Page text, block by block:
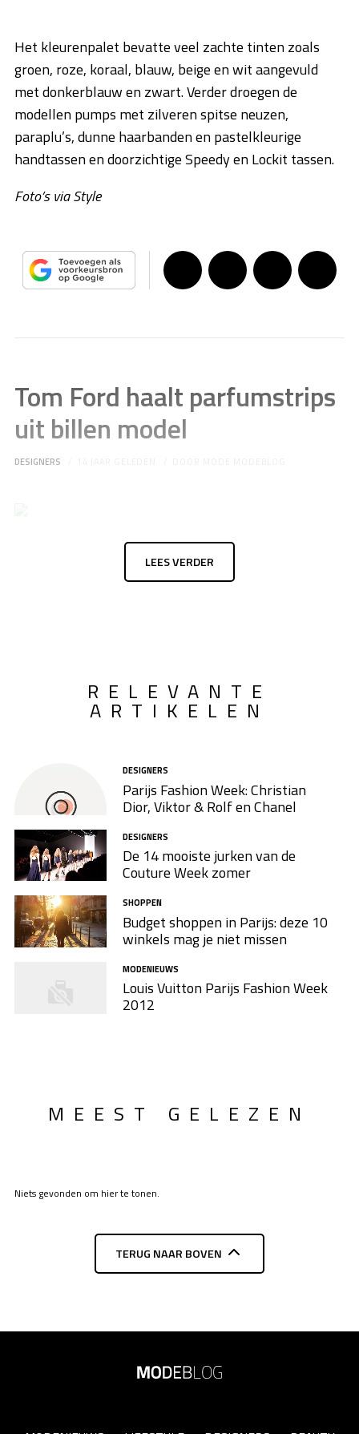
Het kleurenpalet bevatte veel zachte tinten zoals
groen, roze, koraal, blauw, beige en wit aangevuld
met donkerblauw en zwart. Verder droegen de
modellen pumps met zilveren spitse neuzen,
paraplu’s, dunne haarbanden en pastelkleurige
handtassen en doorzichtige Speedy en Lockit tassen.
Foto’s via Style
Tom Ford haalt parfumstrips
uit billen model
DESIGNERS
LEES VERDER
RELEVANTE
ARTIKELEN
DESIGNERS
Parijs Fashion Week: Christian
Dior, Viktor & Rolf en Chanel
DESIGNERS
De 14 mooiste jurken van de
Couture Week zomer
SHOPPEN
Budget shoppen in Parijs: deze 10
winkels mag je niet missen
MODENIEUWS
Louis Vuitton Parijs Fashion Week
2012
MEEST GELEZEN
Niets gevonden om hier te tonen.
TERUG NAAR BOVEN